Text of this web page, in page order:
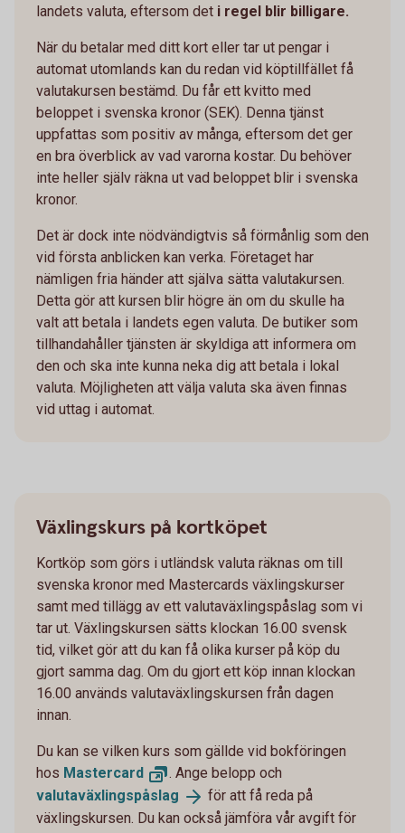
landets valuta, eftersom det i regel blir billigare.
När du betalar med ditt kort eller tar ut pengar i
automat utomlands kan du redan vid köptillfället få
valutakursen bestämd. Du får ett kvitto med
beloppet i svenska kronor (SEK). Denna tjänst
uppfattas som positiv av många, eftersom det ger
en bra överblick av vad varorna kostar. Du behöver
inte heller själv räkna ut vad beloppet blir i svenska
kronor.
Det är dock inte nödvändigtvis så förmånlig som den
vid första anblicken kan verka. Företaget har
nämligen fria händer att själva sätta valutakursen.
Detta gör att kursen blir högre än om du skulle ha
valt att betala i landets egen valuta. De butiker som
tillhandahåller tjänsten är skyldiga att informera om
den och ska inte kunna neka dig att betala i lokal
valuta. Möjligheten att välja valuta ska även finnas
vid uttag i automat.
Växlingskurs på kortköpet
Kortköp som görs i utländsk valuta räknas om till
svenska kronor med Mastercards växlingskurser
samt med tillägg av ett valutaväxlingspåslag som vi
tar ut. Växlingskursen sätts klockan 16.00 svensk
tid, vilket gör att du kan få olika kurser på köp du
gjort samma dag. Om du gjort ett köp innan klockan
16.00 används valutaväxlingskursen från dagen
innan.
Du kan se vilken kurs som gällde vid bokföringen
hos Mastercard
. Ange belopp och
valutaväxlingspåslag
för att få reda på
växlingskursen. Du kan också jämföra vår avgift för